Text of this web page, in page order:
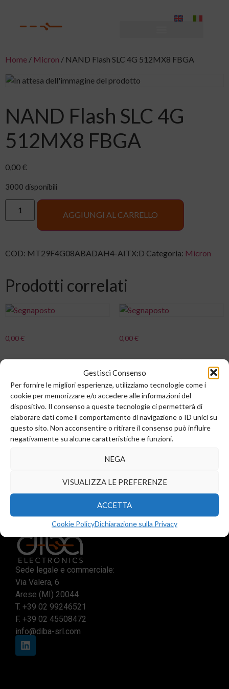
Gestisci Consenso
Per fornire le migliori esperienze, utilizziamo tecnologie come i
cookie per memorizzare e/o accedere alle informazioni del
dispositivo. Il consenso a queste tecnologie ci permetterà di
elaborare dati come il comportamento di navigazione o ID unici su
questo sito. Non acconsentire o ritirare il consenso può influire
negativamente su alcune caratteristiche e funzioni.
NEGA
VISUALIZZA LE PREFERENZE
ACCETTA
Cookie PolicyDichiarazione sulla Privacy
Home / Micron / NAND Flash SLC 4G 512MX8 FBGA
NAND Flash SLC 4G
512MX8 FBGA
0,00 €
3000 disponibili
AGGIUNGI AL CARRELLO
COD: MT29F4G08ABADAH4-AITX:D Categoria: Micron
Prodotti correlati
0,00€
Aggiungi al carrello
0,00€
Aggiungi al carrello
0,00€ 0,00€
Sede legale e commerciale:
Via Valera, 6
Arese (MI) 20044
T. +39 02 99246521
F. +39 02 45508472
info@diba-srl.com